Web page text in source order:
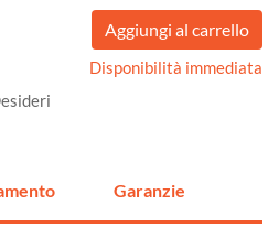
Disponibilità immediata
Garanzie